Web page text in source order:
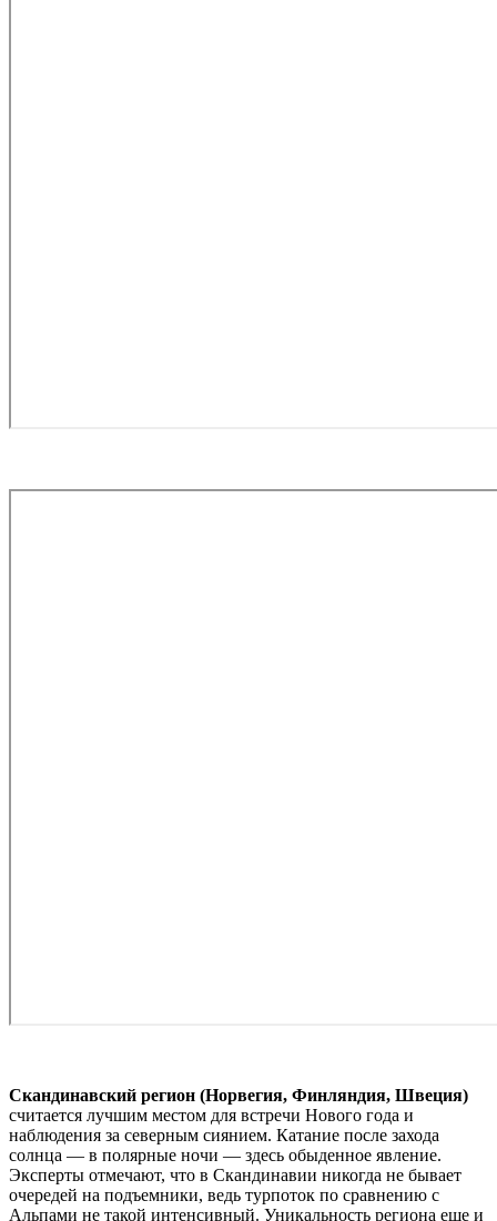
Скандинавский регион (Норвегия, Финляндия, Швеция)
считается лучшим местом для встречи Нового года и
наблюдения за северным сиянием. Катание после захода
солнца — в полярные ночи — здесь обыденное явление.
Эксперты отмечают, что в Скандинавии никогда не бывает
очередей на подъемники, ведь турпоток по сравнению с
Альпами не такой интенсивный. Уникальность региона еще и